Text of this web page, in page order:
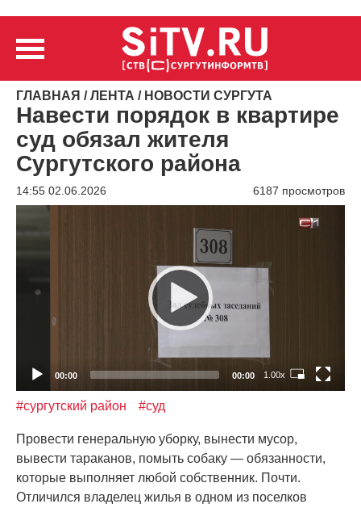
ГЛАВНАЯ /ЛЕНТА / НОВОСТИ СУРГУТА
Навести порядок в квартире
суд обязал жителя
Сургутского района
14:55 02.06.2026 6187 просмотров
Видеоплеер
00:00 00:00 1.00x
#сургутский район #суд
Провести генеральную уборку, вынести мусор,
вывести тараканов, помыть собаку — обязанности,
которые выполняет любой собственник. Почти.
Отличился владелец жилья в одном из поселков